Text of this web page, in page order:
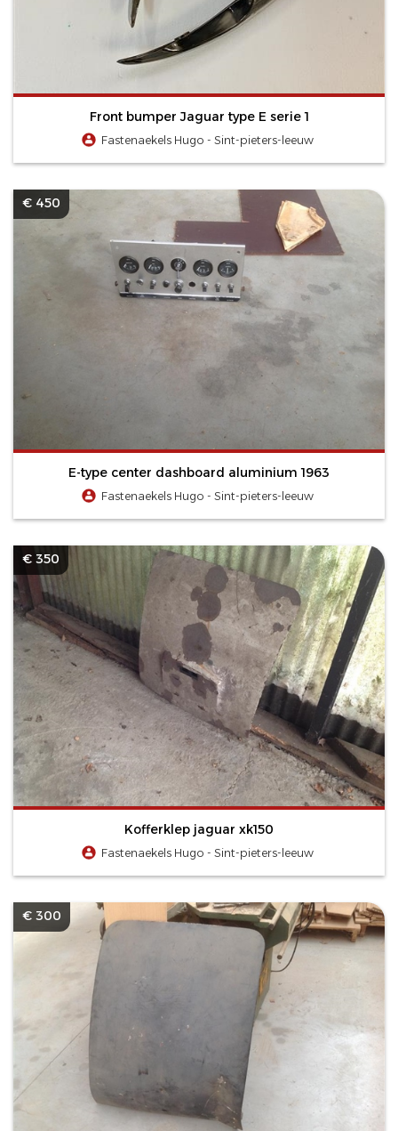
Front bumper Jaguar type E serie 1
Fastenaekels Hugo - Sint-pieters-leeuw
€ 450
E-type center dashboard aluminium 1963
Fastenaekels Hugo - Sint-pieters-leeuw
€ 350
Kofferklep jaguar xk150
Fastenaekels Hugo - Sint-pieters-leeuw
€ 300